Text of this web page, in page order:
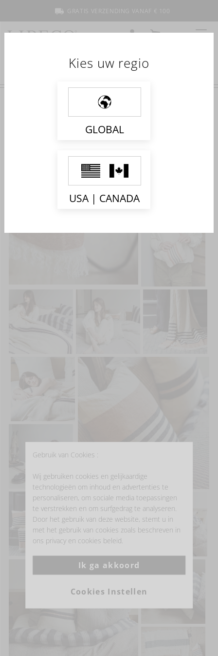
Kies uw regio
GLOBAL
USA | CANADA
GRATIS VERZENDING VANAF € 100
GALLERY
Gebruik van Cookies :
Wij gebruiken cookies en gelijkaardige
technologieën om inhoud en advertenties te
personaliseren, om sociale media toepassingen
te verstrekken en om surfgedrag te analyseren.
Door het gebruik van deze website, stemt u in
met het gebruik van cookies zoals beschreven in
ons privacy en cookies beleid.
Ik ga akkoord
Cookies Instellen